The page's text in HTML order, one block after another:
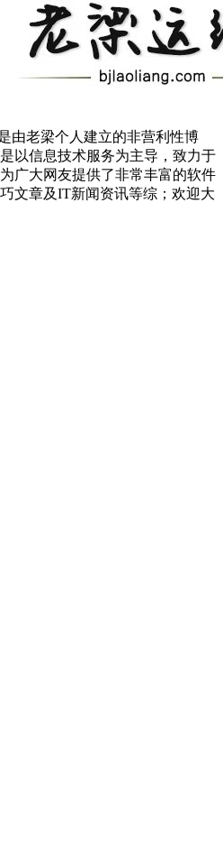
由老梁个人建立的非营利性博
以信息技术服务为主导，致力于
广大网友提供了非常丰富的软件
文章及IT新闻资讯等综；欢迎大